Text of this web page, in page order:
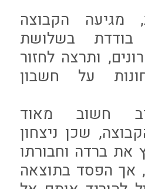
מגיעה הקבוצה
בשלושת
ותרצה לחזור
על חשבון
חשוב מאוד
שכן ניצחון
את ברדה וחבורתו
אך הפסד בתוצאה